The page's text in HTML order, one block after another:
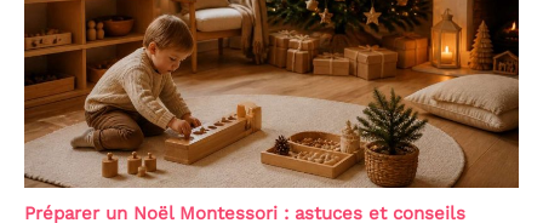
Préparer un Noël Montessori : astuces et conseils